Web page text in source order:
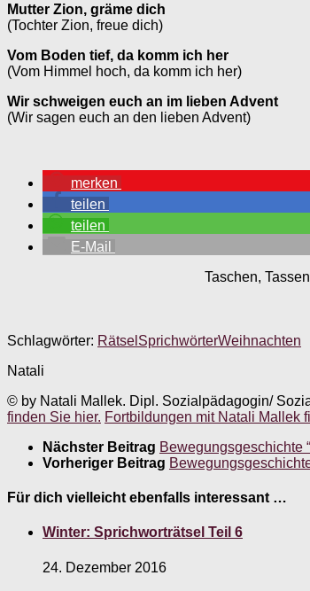
Mutter Zion, gräme dich
(Tochter Zion, freue dich)
Vom Boden tief, da komm ich her
(Vom Himmel hoch, da komm ich her)
Wir schweigen euch an im lieben Advent
(Wir sagen euch an den lieben Advent)
merken
teilen
teilen
E-Mail
Taschen,
Schlagwörter: Rätsel SprichwörterWeihnachten
Natali
© by Natali Mallek. Dipl. Sozialpädagogin/
finden Sie hier. Fortbildungen mit Natali Mallek
Nächster Beitrag Bewegungsgeschichte
Vorheriger Beitrag
Für dich vielleicht ebenfalls interessant …
Winter: Sprichworträtsel Teil 6
24. Dezember 2016